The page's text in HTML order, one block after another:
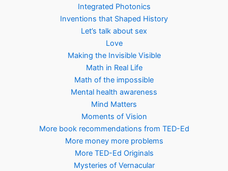
Integrated Photonics
Inventions that Shaped History
Let’s talk about sex
Love
Making the Invisible Visible
Math in Real Life
Math of the impossible
Mental health awareness
Mind Matters
Moments of Vision
More book recommendations from TED-Ed
More money more problems
More TED-Ed Originals
Mysteries of Vernacular